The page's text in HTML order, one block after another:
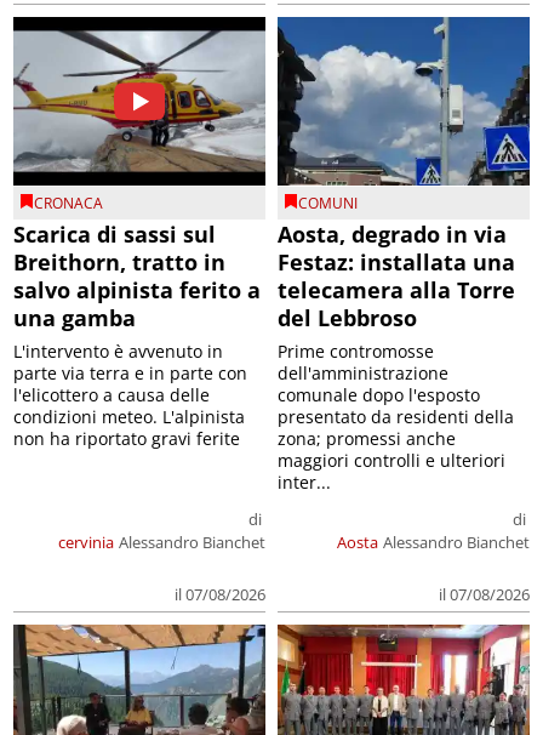
CRONACA
Scarica di sassi sul
Breithorn, tratto in
salvo alpinista ferito a
una gamba
cervinia
di
Alessandro Bianchet
il 07/08/2026
L'intervento è avvenuto in
parte via terra e in parte con
l'elicottero a causa delle
condizioni meteo. L'alpinista
non ha riportato gravi ferite
COMUNI
Aosta, degrado in via
Festaz: installata una
telecamera alla Torre
del Lebbroso
Aosta
di
Alessandro Bianchet
il 07/08/2026
Prime contromosse
dell'amministrazione
comunale dopo l'esposto
presentato da residenti della
zona; promessi anche
maggiori controlli e ulteriori
inter...